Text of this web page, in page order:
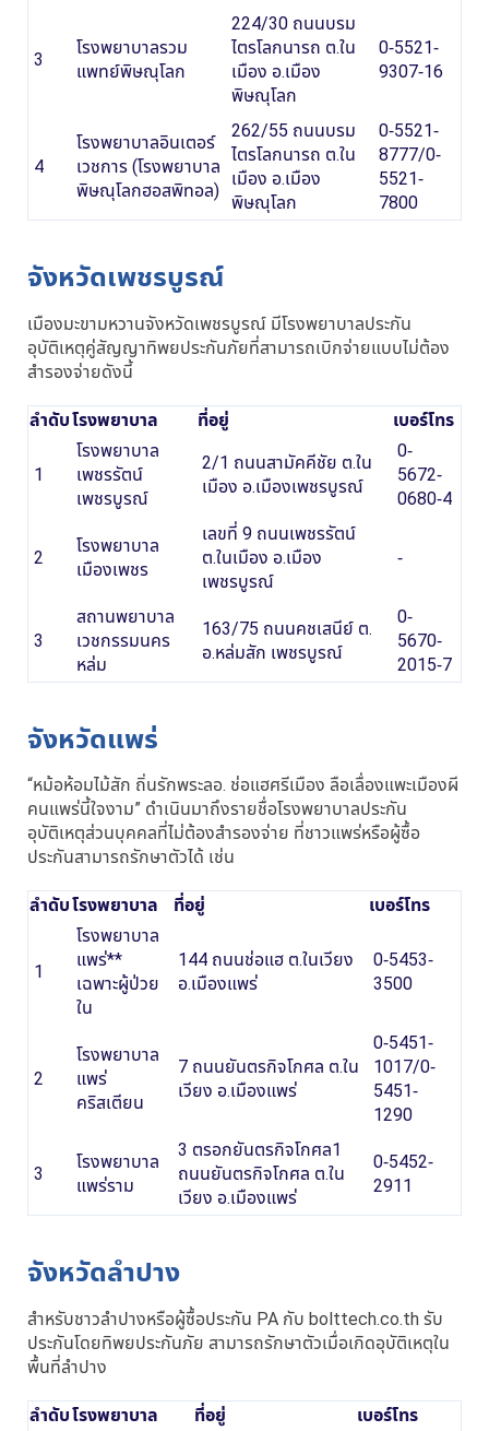
3
โรงพยาบาลรวม
แพทย์พิษณุโลก
224/30 ถนนบรม
ไตรโลกนารถ ต.ใน
เมือง อ.เมือง
พิษณุโลก
0-5521-
9307-16
4
โรงพยาบาลอินเตอร์
เวชการ (โรงพยาบาล
พิษณุโลกฮอสพิทอล)
262/55 ถนนบรม
ไตรโลกนารถ ต.ใน
เมือง อ.เมือง
พิษณุโลก
0-5521-
8777/0-
5521-
7800
จังหวัดเพชรบูรณ์
เมืองมะขามหวานจังหวัดเพชรบูรณ์ มีโรงพยาบาลประกัน
อุบัติเหตุคู่สัญญาทิพยประกันภัยที่สามารถเบิกจ่ายแบบไม่ต้อง
สำรองจ่ายดังนี้
ลำดับโรงพยาบาล ที่อยู่ เบอร์โทร
1
โรงพยาบาล
เพชรรัตน์
เพชรบูรณ์
2/1 ถนนสามัคคีชัย ต.ใน
เมือง อ.เมืองเพชรบูรณ์
0-
5672-
0680-4
2
โรงพยาบาล
เมืองเพชร
เลขที่ 9 ถนนเพชรรัตน์
ต.ในเมือง อ.เมือง
เพชรบูรณ์
-
3
สถานพยาบาล
เวชกรรมนคร
หล่ม
163/75 ถนนคชเสนีย์ ต.
อ.หล่มสัก เพชรบูรณ์
0-
5670-
2015-7
จังหวัดแพร่
“หม้อห้อมไม้สัก ถิ่นรักพระลอ. ช่อแฮศรีเมือง ลือเลื่องแพะเมืองผี
คนแพร่นี้ใจงาม” ดำเนินมาถึงรายชื่อโรงพยาบาลประกัน
อุบัติเหตุส่วนบุคคลที่ไม่ต้องสำรองจ่าย ที่ชาวแพร่หรือผู้ซื้อ
ประกันสามารถรักษาตัวได้ เช่น
ลำดับโรงพยาบาล ที่อยู่ เบอร์โทร
1
โรงพยาบาล
แพร่**
เฉพาะผู้ป่วย
ใน
144 ถนนช่อแฮ ต.ในเวียง
อ.เมืองแพร่
0-5453-
3500
2
โรงพยาบาล
แพร่
คริสเตียน
7 ถนนยันตรกิจโกศล ต.ใน
เวียง อ.เมืองแพร่
0-5451-
1017/0-
5451-
1290
3
โรงพยาบาล
แพร่ราม
3 ตรอกยันตรกิจโกศล1
ถนนยันตรกิจโกศล ต.ใน
เวียง อ.เมืองแพร่
0-5452-
2911
จังหวัดลำปาง
สำหรับชาวลำปางหรือผู้ซื้อประกัน PA กับ bolttech.co.th รับ
ประกันโดยทิพยประกันภัย สามารถรักษาตัวเมื่อเกิดอุบัติเหตุใน
พื้นที่ลำปาง
ลำดับโรงพยาบาล ที่อยู่ เบอร์โทร